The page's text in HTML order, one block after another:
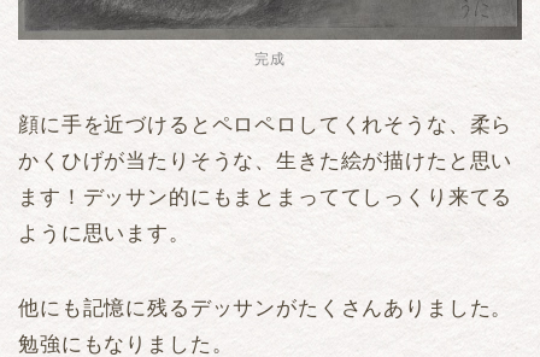
完成
顔に手を近づけるとペロペロしてくれそうな、柔ら
かくひげが当たりそうな、生きた絵が描けたと思い
ます！デッサン的にもまとまっててしっくり来てる
ように思います。
他にも記憶に残るデッサンがたくさんありました。
勉強にもなりました。